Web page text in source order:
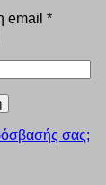
email *
σας;